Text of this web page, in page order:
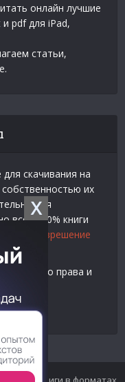
X
онлайн лучшие
pdf для iPad,
статьи,
скачивания на
их
для
всего 20% книги
разрешение
.
права и